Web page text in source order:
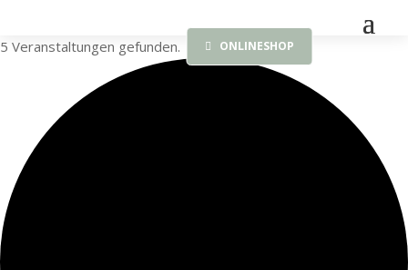
ONLINESHOP
5 Veranstaltungen gefunden.